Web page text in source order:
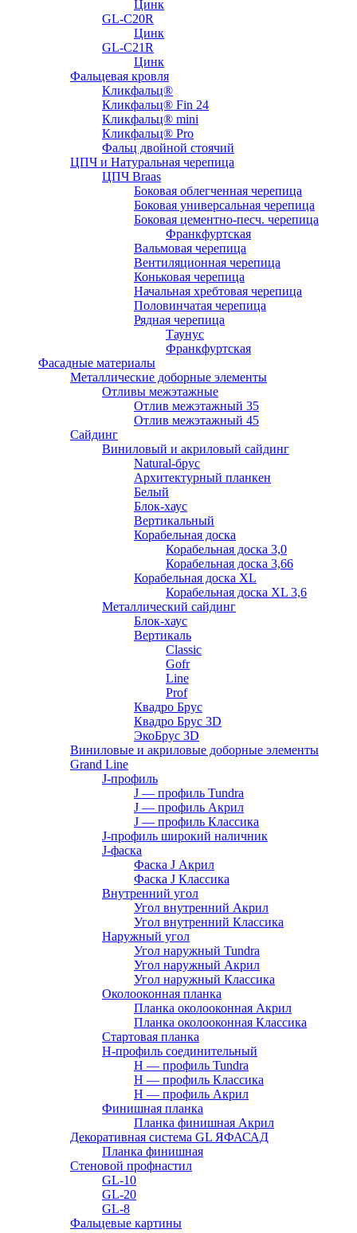
Цинк
GL-С20R
Цинк
GL-С21R
Цинк
Фальцевая кровля
Кликфальц®
Кликфальц® Fin 24
Кликфальц® mini
Кликфальц® Pro
Фальц двойной стоячий
ЦПЧ и Натуральная черепица
ЦПЧ Braas
Боковая облегченная черепица
Боковая универсальная черепица
Боковая цементно-песч. черепица
Франкфуртская
Вальмовая черепица
Вентиляционная черепица
Коньковая черепица
Начальная хребтовая черепица
Половинчатая черепица
Рядная черепица
Таунус
Франкфуртская
Фасадные материалы
Металлические доборные элементы
Отливы межэтажные
Отлив межэтажный 35
Отлив межэтажный 45
Сайдинг
Виниловый и акриловый сайдинг
Natural-брус
Архитектурный планкен
Белый
Блок-хаус
Вертикальный
Корабельная доска
Корабельная доска 3,0
Корабельная доска 3,66
Корабельная доска XL
Корабельная доска XL 3,6
Металлический сайдинг
Блок-хаус
Вертикаль
Classic
Gofr
Line
Prof
Квадро Брус
Квадро Брус 3D
ЭкоБрус 3D
Виниловые и акриловые доборные элементы
Grand Line
J-профиль
J — профиль Tundra
J — профиль Акрил
J — профиль Классика
J-профиль широкий наличник
J-фаска
Фаска J Акрил
Фаска J Классика
Внутренний угол
Угол внутренний Акрил
Угол внутренний Классика
Наружный угол
Угол наружный Tundra
Угол наружный Акрил
Угол наружный Классика
Околооконная планка
Планка околооконная Акрил
Планка околооконная Классика
Стартовая планка
H-профиль соединительный
Н — профиль Tundra
H — профиль Классика
Н — профиль Акрил
Финишная планка
Планка финишная Акрил
Декоративная система GL ЯФАСАД
Планка финишная
Стеновой профнастил
GL-10
GL-20
GL-8
Фальцевые картины